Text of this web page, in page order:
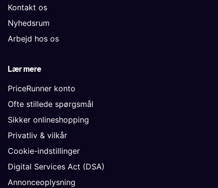
Kontakt os
Nyhedsrum
Arbejd hos os
Lær mere
PriceRunner konto
Ofte stillede spørgsmål
Sikker onlineshopping
Privatliv & vilkår
Cookie-indstillinger
Digital Services Act (DSA)
Annonceoplysning